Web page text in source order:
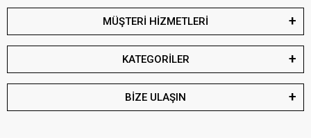
MÜŞTERİ HİZMETLERİ
KATEGORİLER
BİZE ULAŞIN